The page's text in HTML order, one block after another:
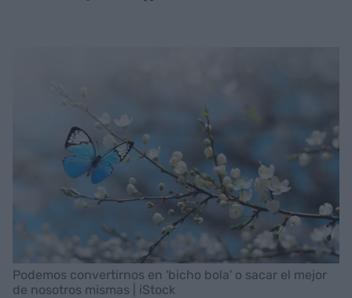
Podemos convertirnos en 'bicho bola' o sacar el mejor
de nosotros mismas | iStock